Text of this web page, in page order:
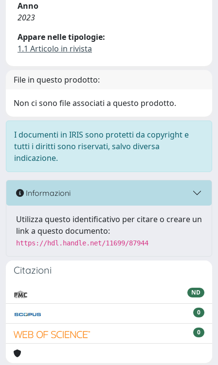
Anno
2023
Appare nelle tipologie:
1.1 Articolo in rivista
File in questo prodotto:
Non ci sono file associati a questo prodotto.
I documenti in IRIS sono protetti da copyright e
tutti i diritti sono riservati, salvo diversa
indicazione.
Informazioni
Utilizza questo identificativo per citare o creare un
link a questo documento:
https://hdl.handle.net/11699/87944
Citazioni
ND
0
0